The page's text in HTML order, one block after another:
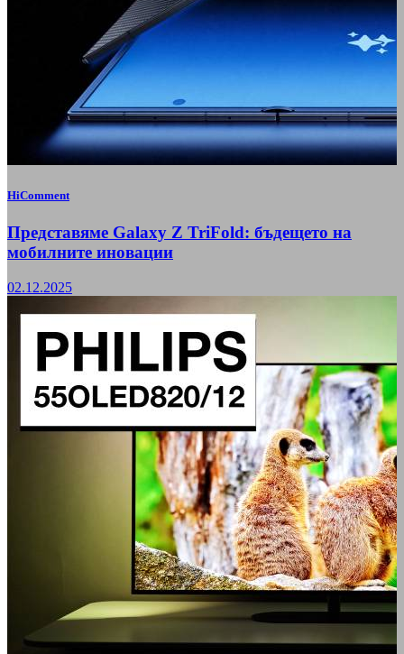
HiComment
Представяме Galaxy Z TriFold: бъдещето на
мобилните иновации
02.12.2025